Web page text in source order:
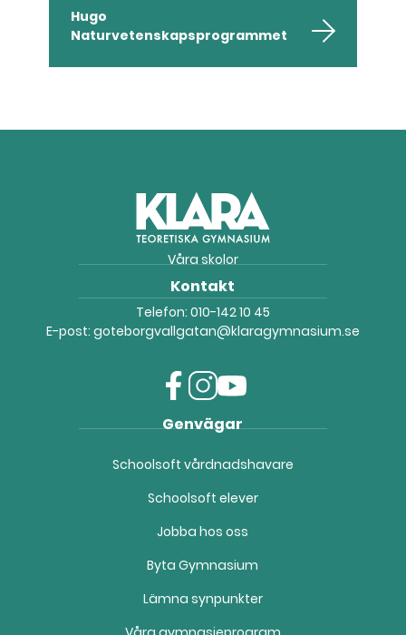
Hugo
Naturvetenskapsprogrammet
Våra skolor
Kontakt
Telefon: 010-142 10 45
E-post: goteborgvallgatan@klaragymnasium.se
a
e
o
o
k
(
p
n
t
g
a
m
ö
o
t
b
(
ö
p
Genvägar
Schoolsoft vårdnadshavare
Schoolsoft elever
Jobba hos oss
Byta Gymnasium
Lämna synpunkter